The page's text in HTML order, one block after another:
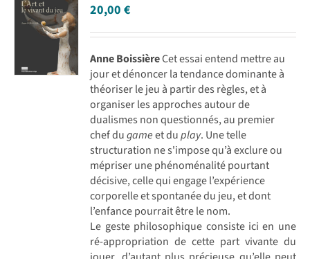
20,00€
Anne BoissièreCet essai entend mettre au
jour et dénoncer la tendance dominante à
théoriser le jeu à partir des règles, et à
organiser les approches autour de
dualismes non questionnés, au premier
chef dugameet duplay. Une telle
structuration ne s'impose qu’à exclure ou
mépriser une phénoménalité pourtant
décisive, celle qui engage l’expérience
corporelle et spontanée du jeu, et dont
l’enfance pourrait être le nom.
Le geste philosophique consiste ici en une
ré-appropriation de cette part vivante du